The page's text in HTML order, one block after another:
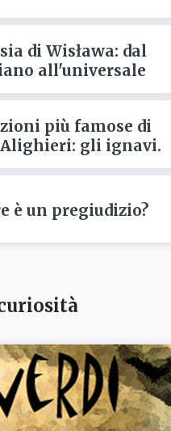
di Wisława: dal
all'universale
più famose di
gli ignavi.
è un pregiudizio?